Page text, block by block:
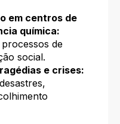
em centros de
química:
de
social.
e crises: